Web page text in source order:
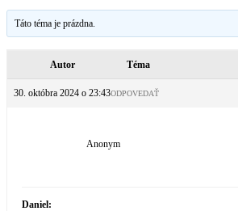
Táto téma je prázdna.
Autor Téma
30. októbra 2024 o 23:43ODPOVEDAŤ
Anonym
Daniel: